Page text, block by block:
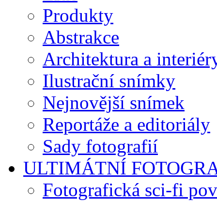
Produkty
Abstrakce
Architektura a
Ilustrační snímky
Nejnovější snímek
Reportáže a editoriály
Sady fotografií
ULTIMÁTNÍ
Fotografická sci-fi